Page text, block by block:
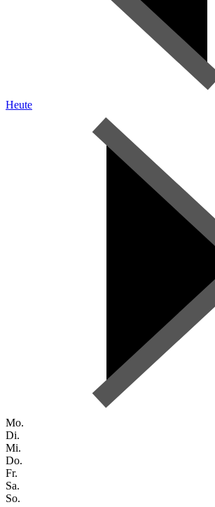
Heute
Mo.
Di.
Mi.
Do.
Fr.
Sa.
So.